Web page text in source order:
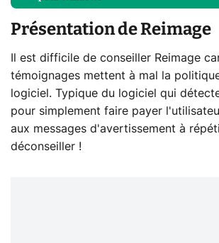
Présentation de Reimage
Il est difficile de conseiller Reimage
témoignages mettent à mal la
logiciel. Typique du logiciel qui
pour simplement faire payer
aux messages d'avertissement à
déconseiller !